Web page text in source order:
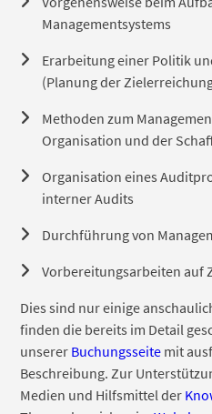
Managementsystems
Erarbeitung einer Politik
(Planung der
Methoden zum
Organisation und der
Organisation eines
interner Audits
Durchführung von
Vorbereitungsarbeiten auf
Dies sind nur einige
finden die bereits im Detail
unserer Buchungsseite mit
Beschreibung. Zur
Medien und Hilfsmittel der